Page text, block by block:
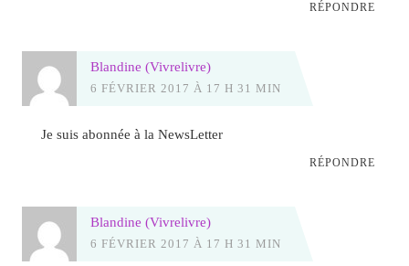
RÉPONDRE
Blandine (Vivrelivre)
6 FÉVRIER 2017 À 17 H 31 MIN
Je suis abonnée à la NewsLetter
RÉPONDRE
Blandine (Vivrelivre)
6 FÉVRIER 2017 À 17 H 31 MIN